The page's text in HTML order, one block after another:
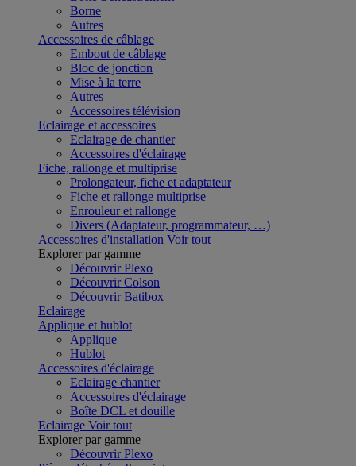
Borne
Autres
Accessoires de câblage
Embout de câblage
Bloc de jonction
Mise à la terre
Autres
Accessoires télévision
Eclairage et accessoires
Eclairage de chantier
Accessoires d'éclairage
Fiche, rallonge et multiprise
Prolongateur, fiche et adaptateur
Fiche et rallonge multiprise
Enrouleur et rallonge
Divers (Adaptateur, programmateur, …)
Accessoires d'installation Voir tout
Explorer par gamme
Découvrir Plexo
Découvrir Colson
Découvrir Batibox
Eclairage
Applique et hublot
Applique
Hublot
Accessoires d'éclairage
Eclairage chantier
Accessoires d'éclairage
Boîte DCL et douille
Eclairage Voir tout
Explorer par gamme
Découvrir Plexo